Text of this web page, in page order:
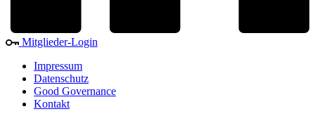
Mitglieder-Login
Impressum
Datenschutz
Good Governance
Kontakt